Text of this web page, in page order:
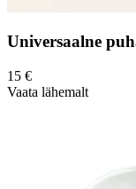
Universaalne
15 €
Vaata lähemalt